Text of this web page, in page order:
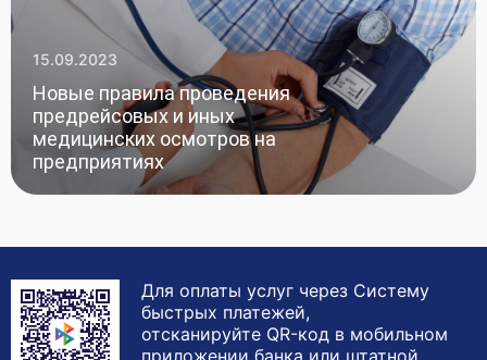
15.09.2023
Новые правила проведения
предрейсовых и иных
медицинских осмотров на
предприятиях
Для оплаты услуг через Систему
быстрых платежей,
отсканируйте QR-код в мобильном
приложении банка или штатной